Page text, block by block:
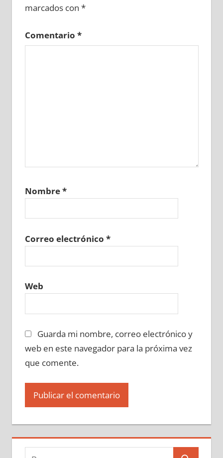
marcados con *
Comentario *
Nombre*
Correo electrónico *
Web
Guarda mi nombre, correo electrónico y
web en este navegador para la próxima vez
que comente.